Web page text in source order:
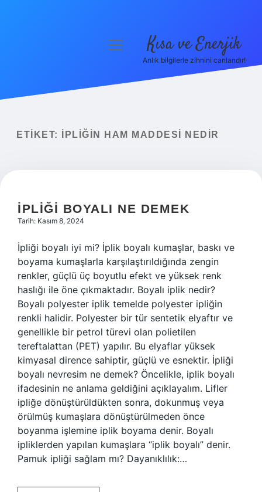
Yasal Uyarı
menüyü
Kısa ve Enerjik
Anlık bilgilerle zihnini canlandır!
ETIKET: İPLIĞIN HAM MADDESI NEDIR
İPLIĞI BOYALI NE DEMEK
Tarih: Kasım 8, 2024
İpliği boyalı iyi mi? İplik boyalı kumaşlar, baskı ve
boyama kumaşlarla karşılaştırıldığında zengin
renkler, güçlü üç boyutlu efekt ve yüksek renk
haslığı ile öne çıkmaktadır. Boyalı iplik nedir?
Boyalı polyester iplik temelde polyester ipliğin
renkli halidir. Polyester bir tür sentetik elyaftır ve
genellikle bir petrol türevi olan polietilen
tereftalattan (PET) yapılır. Bu elyaflar yüksek
kimyasal dirence sahiptir, güçlü ve esnektir. İpliği
boyalı nevresim ne demek? Öncelikle, iplik boyalı
ifadesinin ne anlama geldiğini açıklayalım. Lifler
ipliğe dönüştürüldükten sonra, dokunmuş veya
örülmüş kumaşlara dönüştürülmeden önce
boyanma işlemine iplik boyama denir. Boyalı
ipliklerden yapılan kumaşlara “iplik boyalı” denir.
Pamuk ipliği sağlam mı? Dayanıklılık:…